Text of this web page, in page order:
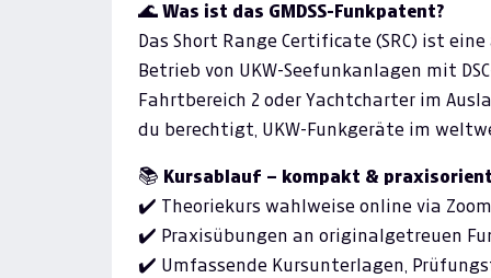
🌊 Was ist das GMDSS-Funkpatent?
Das Short Range Certificate (SRC) ist
Betrieb von UKW-Seefunkanlagen mit
Fahrtbereich 2 oder Yachtcharter im
du berechtigt, UKW-Funkgeräte im
📚 Kursablauf – kompakt &
✔️ Theoriekurs wahlweise online via
✔️ Praxisübungen an originalgetreuen
✔️ Umfassende Kursunterlagen,